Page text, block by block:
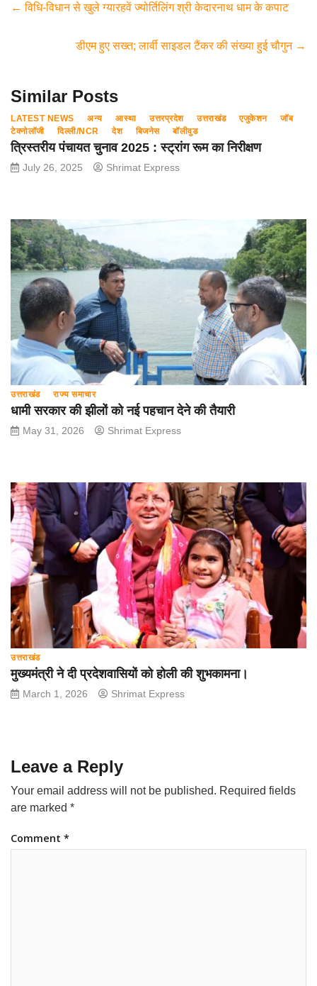
e
k
er s
A
p
gr
a
m
e
← विधि-विधान से खुले ग्यारहवें ज्योर्तिलिंग श्री केदारनाथ धाम के कपाट
डीएम हुए सख्त; लार्वी साइडल टैंकर की संख्या हुई चौगुन →
Similar Posts
LATEST NEWS अन्य आस्था उत्तरप्रदेश उत्तराखंड एजुकेशन
जॉब
टेक्नोलॉजी
दिल्ली/NCR देश बिजनेस बॉलीवुड
त्रिस्तरीय पंचायत चुनाव 2025 : स्ट्रांग रूम का निरीक्षण
July 26, 2025 Shrimat Express
उत्तराखंड राज्य समाचार
धामी सरकार की झीलों को नई पहचान देने की तैयारी
May 31, 2026 Shrimat Express
उत्तराखंड
मुख्यमंत्री ने दी प्रदेशवासियों को होली की शुभकामना।
March 1, 2026 Shrimat Express
Leave a Reply
Your email address will not be published. Required fields
are marked *
Comment *